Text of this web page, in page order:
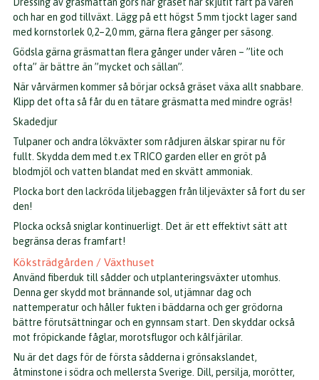
och har en god tillväxt. Lägg på ett högst 5 mm tjockt lager sand
med kornstorlek 0,2–2,0 mm, gärna flera gånger per säsong.
Gödsla gärna gräsmattan flera gånger under våren – ”lite och
ofta” är bättre än ”mycket och sällan”.
När vårvärmen kommer så börjar också gräset växa allt snabbare.
Klipp det ofta så får du en tätare gräsmatta med mindre ogräs!
Skadedjur
Tulpaner och andra lökväxter som rådjuren älskar spirar nu för
fullt. Skydda dem med t.ex TRICO garden eller en gröt på
blodmjöl och vatten blandat med en skvätt ammoniak.
Plocka bort den lackröda liljebaggen från liljeväxter så fort du ser
den!
Plocka också sniglar kontinuerligt. Det är ett effektivt sätt att
begränsa deras framfart!
Köksträdgården / Växthuset
Använd fiberduk till sådder och utplanteringsväxter utomhus.
Denna ger skydd mot brännande sol, utjämnar dag och
nattemperatur och håller fukten i bäddarna och ger grödorna
bättre förutsättningar och en gynnsam start. Den skyddar också
mot fröpickande fåglar, morotsflugor och kålfjärilar.
Nu är det dags för de första sådderna i grönsakslandet,
åtminstone i södra och mellersta Sverige. Dill, persilja, morötter,